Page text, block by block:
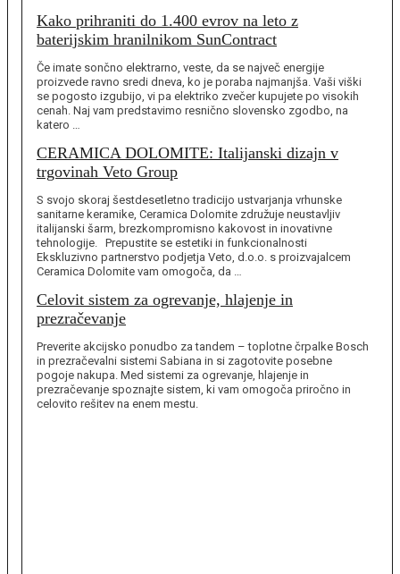
Kako prihraniti do 1.400 evrov na leto z
baterijskim hranilnikom SunContract
Če imate sončno elektrarno, veste, da se največ energije
proizvede ravno sredi dneva, ko je poraba najmanjša. Vaši viški
se pogosto izgubijo, vi pa elektriko zvečer kupujete po visokih
cenah. Naj vam predstavimo resnično slovensko zgodbo, na
katero …
CERAMICA DOLOMITE: Italijanski dizajn v
trgovinah Veto Group
S svojo skoraj šestdesetletno tradicijo ustvarjanja vrhunske
sanitarne keramike, Ceramica Dolomite združuje neustavljiv
italijanski šarm, brezkompromisno kakovost in inovativne
tehnologije. Prepustite se estetiki in funkcionalnosti
Ekskluzivno partnerstvo podjetja Veto, d.o.o. s proizvajalcem
Ceramica Dolomite vam omogoča, da …
Celovit sistem za ogrevanje, hlajenje in
prezračevanje
Preverite akcijsko ponudbo za tandem – toplotne črpalke Bosch
in prezračevalni sistemi Sabiana in si zagotovite posebne
pogoje nakupa. Med sistemi za ogrevanje, hlajenje in
prezračevanje spoznajte sistem, ki vam omogoča priročno in
celovito rešitev na enem mestu.